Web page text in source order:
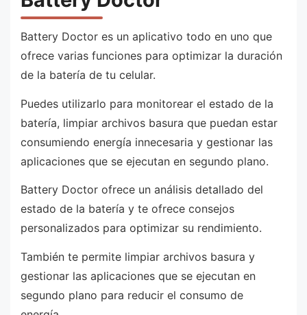
Battery Doctor es un aplicativo todo en uno que
ofrece varias funciones para optimizar la duración
de la batería de tu celular.
Puedes utilizarlo para monitorear el estado de la
batería, limpiar archivos basura que puedan estar
consumiendo energía innecesaria y gestionar las
aplicaciones que se ejecutan en segundo plano.
Battery Doctor ofrece un análisis detallado del
estado de la batería y te ofrece consejos
personalizados para optimizar su rendimiento.
También te permite limpiar archivos basura y
gestionar las aplicaciones que se ejecutan en
segundo plano para reducir el consumo de